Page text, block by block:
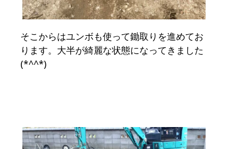
そこからはユンボも使って鋤取りを進めてお
ります。大半が綺麗な状態になってきました
(*^^*)